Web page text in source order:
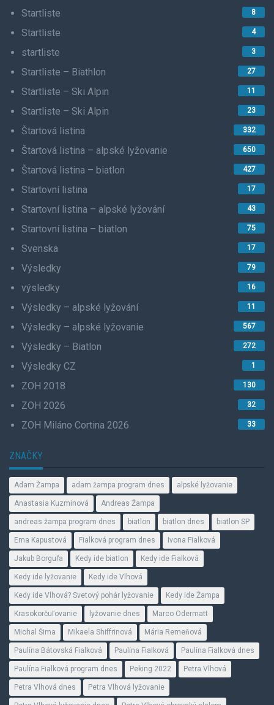
Startliste 8
Startliste 4
startliste 3
Startliste – Biathlon 27
Startliste – Ski Alpin 11
Startliste – Ski Alpin 23
Štartová listina 332
Štartová listina – alpské lyžovanie 650
Štartová listina – biatlon 427
Startovní listina 17
Startovní listina – alpské lyžování 43
Startovní listina – biatlon 75
Svenska 17
Výsledky 79
výsledky 16
Výsledky – alpské lyžování 11
Výsledky – alpské lyžovanie 567
Výsledky – Biatlon 272
Výsledky CZ 1
ZOH 2018 130
ZOH 2026 32
ZOH Miláno Cortina 2026 33
ZNAČKY
Adam Žampa adam žampa program dnes alpské lyžovanie
Anastasia Kuzminová Andreas Žampa
andreas žampa program dnes biatlon biatlon dnes biatlon SP
Ema Kapustová Fialková program dnes Ivona Fialková
Jakub Borguľa Kedy ide biatlon Kedy ide Fialková
Kedy ide lyžovanie Kedy ide Vlhová
Kedy ide Vlhová? Svetový pohár lyžovanie Kedy ide Žampa
Krasokorčuľovanie lyžovanie dnes Marco Odermatt
Michal Šima Mikaela Shiffrinová Mária Remeňová
Paulína Bátovská Fialková Paulína Fialková Paulína Fialková dnes
Paulína Fialková program dnes Peking 2022 Petra Vlhová
Petra Vlhová dnes Petra Vlhová lyžovanie